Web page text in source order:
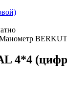
4*4